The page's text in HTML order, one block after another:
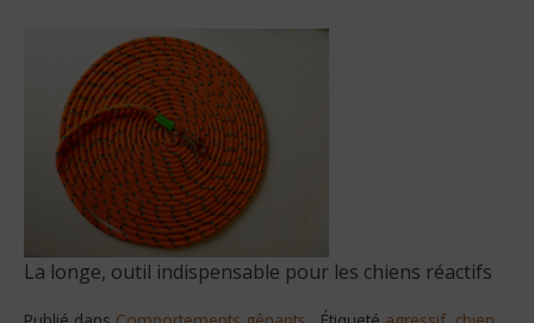
La longe, outil indispensable pour les chiens réactifs